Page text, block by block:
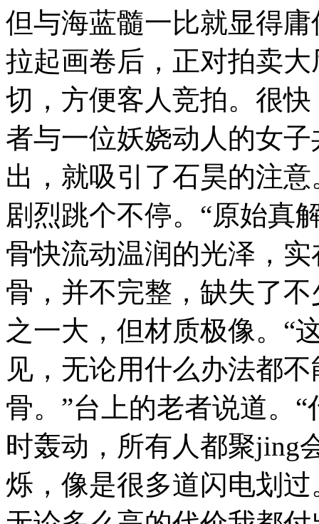
但与海蓝髓一比就显得
拉起画卷后，正对拍卖
切，方便客人竞拍。很
者与一位妖娆动人的女
出，就吸引了石昊的注
剧烈跳个不停。“原始真
骨快流动温润的光泽，
骨，并不完整，缺失了
之一大，但材质极像。“
见，无论用什么办法都
骨。”台上的老者说道。
时轰动，所有人都聚jing
烁，像是很多道闪电划